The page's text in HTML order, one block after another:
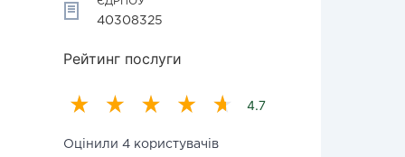
40308325
Рейтинг послуги
4.7
Оцінили 4 користувачів